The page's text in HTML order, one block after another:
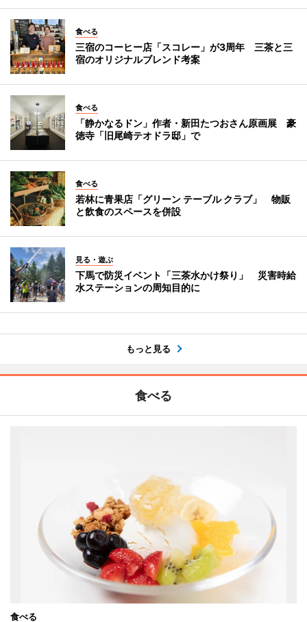
食べる
三宿のコーヒー店「スコレー」が3周年 三茶と三
宿のオリジナルブレンド考案
食べる
「静かなるドン」作者・新田たつおさん原画展 豪
徳寺「旧尾崎テオドラ邸」で
食べる
若林に青果店「グリーン テーブル クラブ」 物販
と飲食のスペースを併設
見る・遊ぶ
下馬で防災イベント「三茶水かけ祭り」 災害時給
水ステーションの周知目的に
もっと見る
食べる
食べる